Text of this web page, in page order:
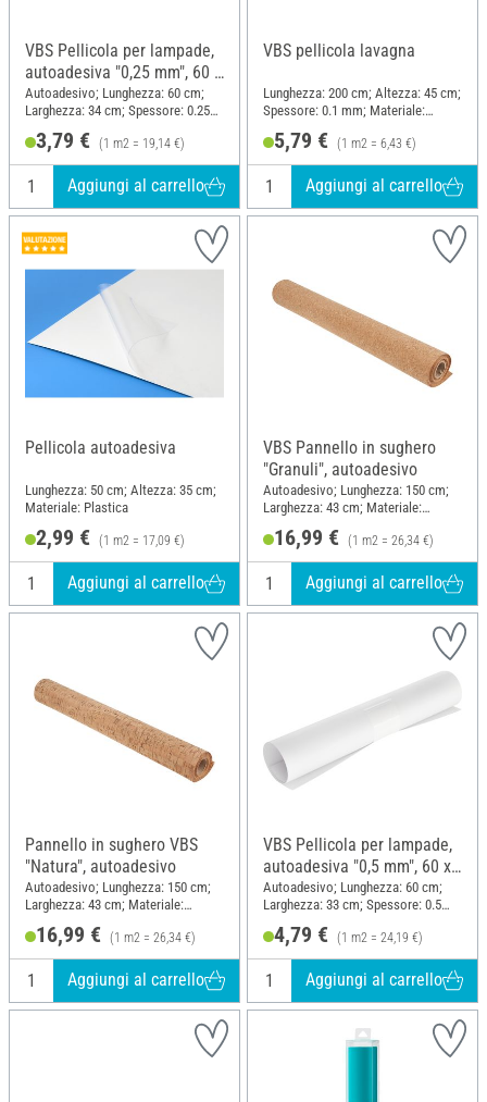
VBS Pellicola per lampade,
autoadesiva "0,25 mm", 60 x
34 cm
Autoadesivo; Lunghezza: 60 cm;
Larghezza: 34 cm; Spessore: 0.25
3,79 € (1 m2 = 19,14 €)
Aggiungi al carrello
VBS pellicola lavagna
Lunghezza: 200 cm; Altezza: 45 cm;
Spessore: 0.1 mm; Materiale:
5,79 € (1 m2 = 6,43 €)
Aggiungi al carrello
Pellicola autoadesiva
Lunghezza: 50 cm; Altezza: 35 cm;
Materiale: Plastica
2,99 € (1 m2 = 17,09 €)
Aggiungi al carrello
VBS Pannello in sughero
"Granuli", autoadesivo
Autoadesivo; Lunghezza: 150 cm;
Larghezza: 43 cm; Materiale:
16,99 € (1 m2 = 26,34 €)
Aggiungi al carrello
Pannello in sughero VBS
"Natura", autoadesivo
Autoadesivo; Lunghezza: 150 cm;
Larghezza: 43 cm; Materiale:
16,99 € (1 m2 = 26,34 €)
Aggiungi al carrello
VBS Pellicola per lampade,
autoadesiva "0,5 mm", 60 x
33 cm
Autoadesivo; Lunghezza: 60 cm;
Larghezza: 33 cm; Spessore: 0.5
4,79 € (1 m2 = 24,19 €)
Aggiungi al carrello